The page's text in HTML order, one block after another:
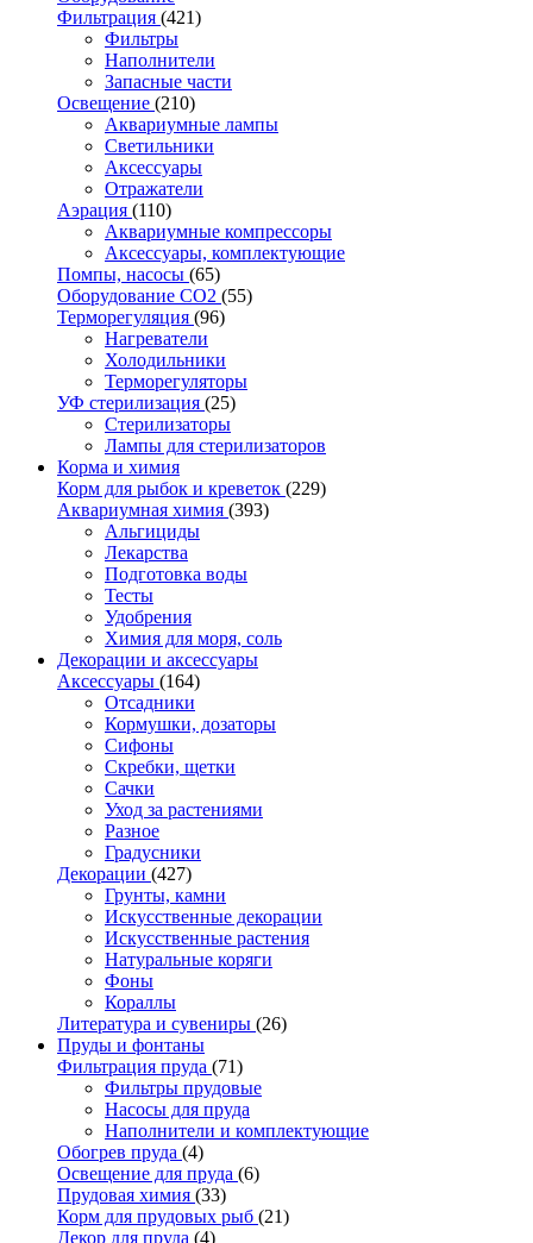
Фильтрация (421)
Фильтры
Наполнители
Запасные части
Освещение (210)
Аквариумные лампы
Светильники
Аксессуары
Отражатели
Аэрация (110)
Аквариумные компрессоры
Аксессуары, комплектующие
Помпы, насосы (65)
Оборудование CO2 (55)
Терморегуляция (96)
Нагреватели
Холодильники
Терморегуляторы
УФ стерилизация (25)
Стерилизаторы
Лампы для стерилизаторов
Корма и химия
Корм для рыбок и креветок (229)
Аквариумная химия (393)
Альгициды
Лекарства
Подготовка воды
Тесты
Удобрения
Химия для моря, соль
Декорации и аксессуары
Аксессуары (164)
Отсадники
Кормушки, дозаторы
Сифоны
Скребки, щетки
Сачки
Уход за растениями
Разное
Градусники
Декорации (427)
Грунты, камни
Искусственные декорации
Искусственные растения
Натуральные коряги
Фоны
Кораллы
Литература и сувениры (26)
Пруды и фонтаны
Фильтрация пруда (71)
Фильтры прудовые
Насосы для пруда
Наполнители и комплектующие
Обогрев пруда (4)
Освещение для пруда (6)
Прудовая химия (33)
Корм для прудовых рыб (21)
Декор для пруда (4)